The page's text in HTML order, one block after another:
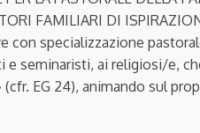
FAMILIARI DI
specializzazione
seminaristi, ai religiosi/e,
EG 24), animando sul